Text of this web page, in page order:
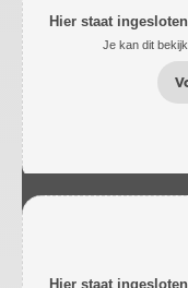
Hier staat
Je kan dit
Hier staat